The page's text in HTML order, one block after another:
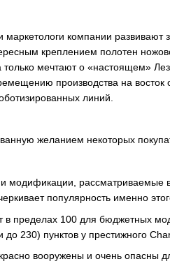
компании
креплением полотен
только мечтают о «настоящем»
производства на
линий.
желанием некоторых
модификации, рассматриваемые
популярность именно
пределах 100 для бюджетных
230) пунктов у престижного
вооружены и очень опасны